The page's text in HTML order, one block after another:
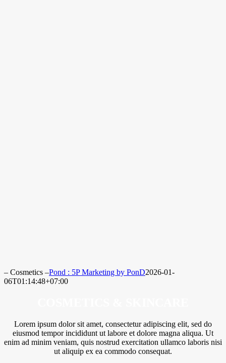
– Cosmetics –Pond : 5P Marketing by PonD2026-01-
06T01:14:48+07:00
Lorem ipsum dolor sit amet, consectetur adipiscing elit, sed do
eiusmod tempor incididunt ut labore et dolore magna aliqua. Ut
enim ad minim veniam, quis nostrud exercitation ullamco laboris nisi
ut aliquip ex ea commodo consequat.